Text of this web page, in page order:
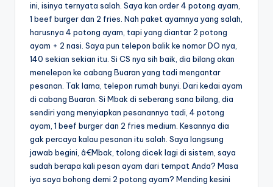
ini, isinya ternyata salah. Saya kan order 4 potong ayam,
1 beef burger dan 2 fries. Nah paket ayamnya yang salah,
harusnya 4 potong ayam, tapi yang diantar 2 potong
ayam + 2 nasi. Saya pun telepon balik ke nomor DO nya,
140 sekian sekian itu. Si CS nya sih baik, dia bilang akan
menelepon ke cabang Buaran yang tadi mengantar
pesanan. Tak lama, telepon rumah bunyi. Dari kedai ayam
di cabang Buaran. Si Mbak di seberang sana bilang, dia
sendiri yang menyiapkan pesanannya tadi, 4 potong
ayam, 1 beef burger dan 2 fries medium. Kesannya dia
gak percaya kalau pesanan itu salah. Saya langsung
jawab begini, â€Mbak, tolong dicek lagi di sistem, saya
sudah berapa kali pesan ayam dari tempat Anda? Masa
iya saya bohong demi 2 potong ayam? Mending kesini